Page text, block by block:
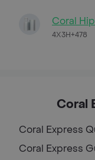
Coral
4X3H+478
Coral
Coral Express
Coral Express